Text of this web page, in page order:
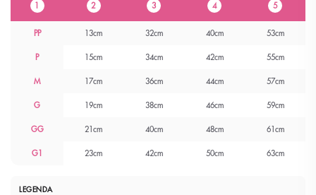
1 2 3 4 5
PP 13cm 32cm 40cm 53cm
P 15cm 34cm 42cm 55cm
M 17cm 36cm 44cm 57cm
G 19cm 38cm 46cm 59cm
GG 21cm 40cm 48cm 61cm
G1 23cm 42cm 50cm 63cm
LEGENDA